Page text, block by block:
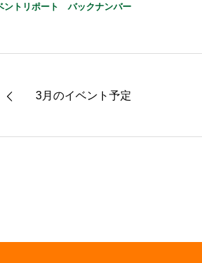
ントリポート バックナンバー
3月のイベント予定